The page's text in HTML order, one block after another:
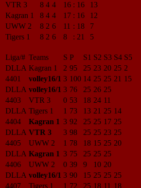
VTR 3
8 4 4 16 : 16
13
Kagran 1
8 4 4 17 : 16
12
UWW 2
8 2 6 11 : 18
7
Tigers 1
8 2 6 8 : 21 5
Liga/# Teams S P S1 S2 S3 S4 S5
DLLA Kagran 1 2 95 25 23 20 25 2
4401
volley16/1 3 100 14 25 25 21 15
DLLA volley16/1 3 76 25 26 25
4403
VTR 3 0 53 18 24 11
DLLA Tigers 1 1 73 13 21 25 14
4404
Kagran 1 3 92 25 25 17 25
DLLA VTR 3 3 98 25 25 23 25
4405
UWW 2 1 78 18 15 25 20
DLLA Kagran 1 3 75 25 25 25
4406
UWW 2 0 39 9 10 20
DLLA volley16/1 3 90 15 25 25 25
4407
Tigers 1 1 72 25 18 11 18